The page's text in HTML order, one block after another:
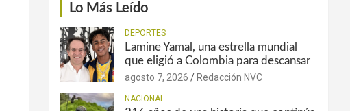
Lo Más Leído
DEPORTES
Lamine Yamal, una estrella mundial
que eligió a Colombia para descansar
agosto 7, 2026 Redacción NVC
NACIONAL